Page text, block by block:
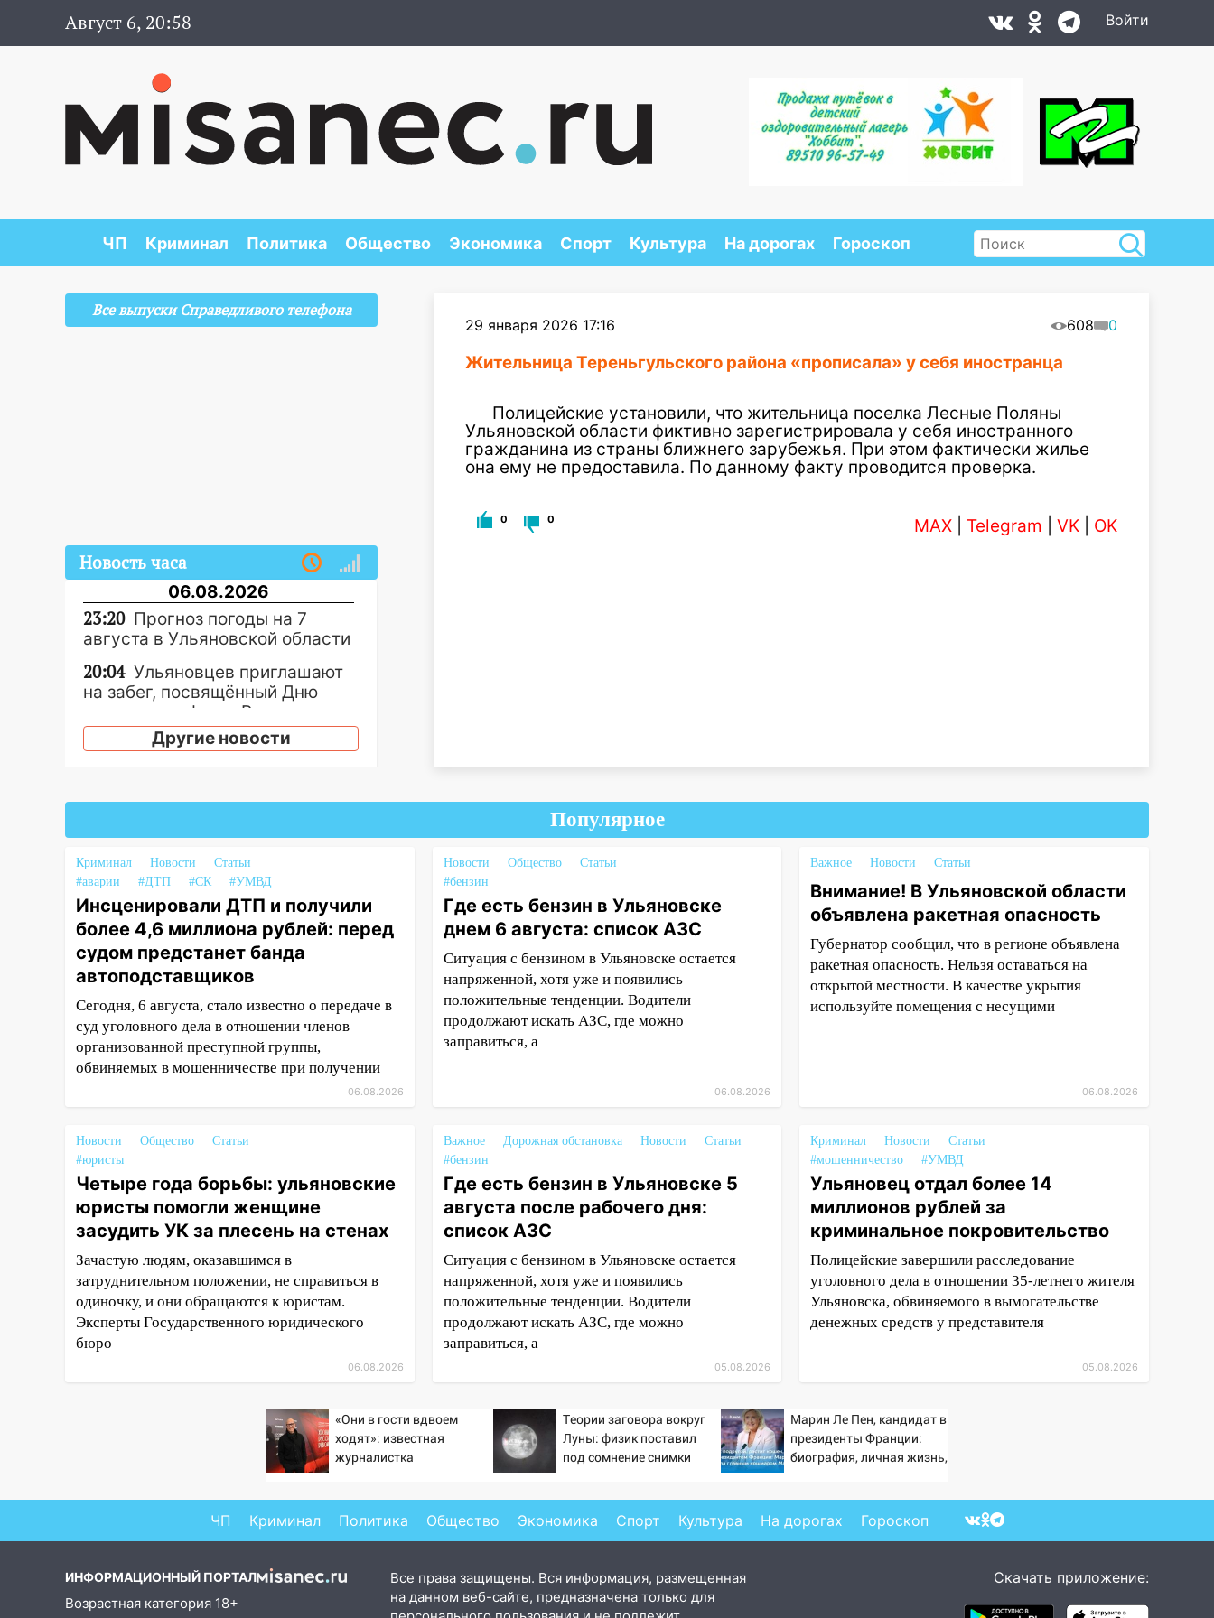
Август 6, 20:58 Войти
ЧП Криминал Политика Общество Экономика Спорт Культура На дорогах Гороскоп
29 января 2026 17:16 608 0
Жительница Тереньгульского района «прописала» у себя иностранца
Полицейские установили, что жительница поселка Лесные Поляны
Ульяновской области фиктивно зарегистрировала у себя иностранного
гражданина из страны ближнего зарубежья. При этом фактически жилье
она ему не предоставила. По данному факту проводится проверка.
0 0 MAX Telegram VK OK
Все выпуски Справедливого телефона
Новость часа
06.08.2026
23:20 Прогноз погоды на 7
августа в Ульяновской области
20:04 Ульяновцев приглашают
на забег, посвящённый Дню
воздушного флота России
19:12 В Ульяновской области
прошлого своего сотрудник
18:02 В Ульяновск едут звезды
баскетбола!
17:08
Ульяновский областной
суд оставил в силе приговор
руководству
«УльяновскФармации» за
махинации на 3,2 млн рублей
16:09 Ветераны легкой
атлетики из Ульяновска
успешно выступили на
Чемпионате России
зерновых и зернобобовых
культур
15:51 Бросила кирпич в жену
брата: в Ульяновской области
завели дело на агрессивную
15:47 На улице Радищева
сбили курьера: крупная авария
в Ульяновске
15:15
В Ульяновске ограничат
движение по улице Ефремова
14:23 67% ульяновцев готовы
передумать увольняться, если
им повысят зарплату
14:01 Инсценировали ДТП и
получили более 4,6 миллиона
Другие новости
Популярное
Криминал Новости
Статьи
#аварии
#ДТП #СК #УМВД
Инсценировали ДТП и получили
более 4,6 миллиона рублей: перед
судом предстанет банда
автоподставщиков
Сегодня, 6 августа, стало известно о передаче в
суд уголовного дела в отношении членов
организованной преступной группы,
обвиняемых в мошенничестве при получении
06.08.2026
Новости Общество
Статьи
#бензин
Где есть бензин в Ульяновске
днем 6 августа: список АЗС
Ситуация с бензином в Ульяновске остается
напряженной, хотя уже и появились
положительные тенденции. Водители
продолжают искать АЗС, где можно
заправиться, а
06.08.2026
Важное Новости Статьи
Внимание! В Ульяновской области
объявлена ракетная опасность
Губернатор сообщил, что в регионе объявлена
ракетная опасность. Нельзя оставаться на
открытой местности. В качестве укрытия
используйте помещения с несущими
06.08.2026
Новости Общество
Статьи
#юристы
Четыре года борьбы: ульяновские
юристы помогли женщине
засудить УК за плесень на стенах
Зачастую людям, оказавшимся в
затруднительном положении, не справиться в
одиночку, и они обращаются к юристам.
Эксперты Государственного юридического
бюро —
06.08.2026
Важное Дорожная обстановка Новости
Статьи
#бензин
Где есть бензин в Ульяновске 5
августа после рабочего дня:
список АЗС
Ситуация с бензином в Ульяновске остается
напряженной, хотя уже и появились
положительные тенденции. Водители
продолжают искать АЗС, где можно
заправиться, а
05.08.2026
Криминал Новости
Статьи
#мошенничество
#УМВД
Ульяновец отдал более 14
миллионов рублей за
криминальное покровительство
Полицейские завершили расследование
уголовного дела в отношении 35-летнего жителя
Ульяновска, обвиняемого в вымогательстве
денежных средств у представителя
05.08.2026
«Они в гости вдвоем
ходят»: известная
журналистка
Теории заговора вокруг
Луны: физик поставил
под сомнение снимки
Марин Ле Пен, кандидат в
президенты Франции:
биография, личная жизнь,
выборы президента
Франции 2027, последние
ЧП Криминал Политика Общество Экономика Спорт Культура На дорогах Гороскоп
ИНФОРМАЦИОННЫЙ ПОРТАЛ
Возрастная категория 18+
Все права защищены. Вся информация, размещенная
на данном веб-сайте, предназначена только для
Скачать приложение: